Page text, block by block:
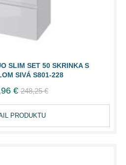
SLIM SET 50 SKRINKA S
SIVÁ S801-228
€ 248,25 €
PRODUKTU